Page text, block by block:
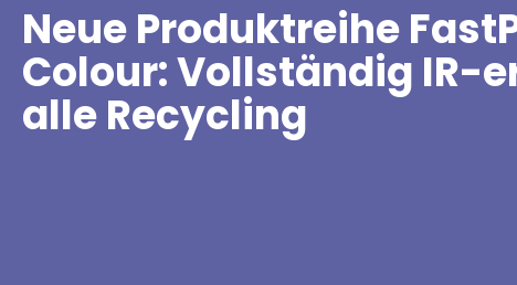
Neue Produktreihe
Colour: Vollständig IR-
alle Recycling